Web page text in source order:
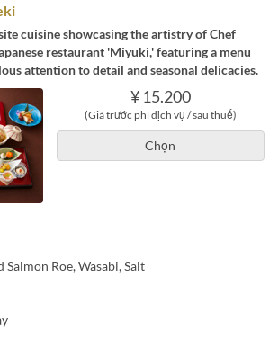
cuisine showcasing the artistry of Chef
restaurant 'Miyuki,' featuring a menu
attention to detail and seasonal delicacies.
¥ 15.200
(Giá trước phí dịch vụ / sau thuế)
Chọn
Salmon Roe, Wasabi, Salt